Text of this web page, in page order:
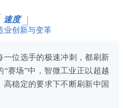
速度
业创新与变革
一位选手的极速冲刺，都刷新
赛场”中，智微工业正以超越
稳定的要求下不断刷新中国